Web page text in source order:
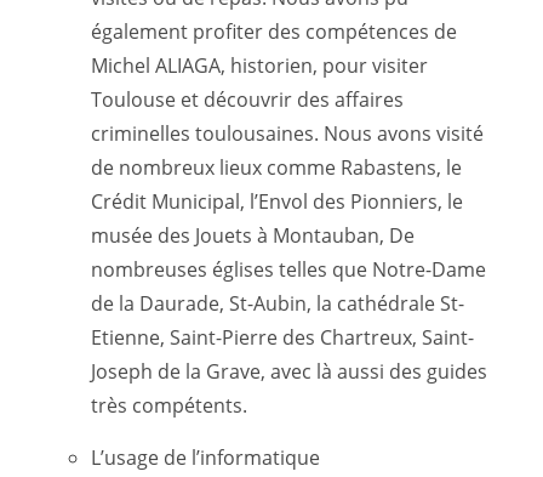
également profiter des compétences de
Michel ALIAGA, historien, pour visiter
Toulouse et découvrir des affaires
criminelles toulousaines. Nous avons visité
de nombreux lieux comme Rabastens, le
Crédit Municipal, l’Envol des Pionniers, le
musée des Jouets à Montauban, De
nombreuses églises telles que Notre-Dame
de la Daurade, St-Aubin, la cathédrale St-
Etienne, Saint-Pierre des Chartreux, Saint-
Joseph de la Grave, avec là aussi des guides
très compétents.
L’usage de l’informatique